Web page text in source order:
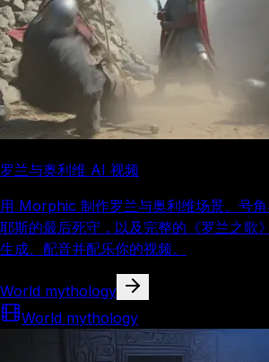
罗兰与奥利维 AI 视频
用 Morphic 制作罗兰与奥利维场景、号
耶斯的最后死守，以及完整的《罗兰之歌
生成、配音并配乐你的视频。
World mythology
World mythology